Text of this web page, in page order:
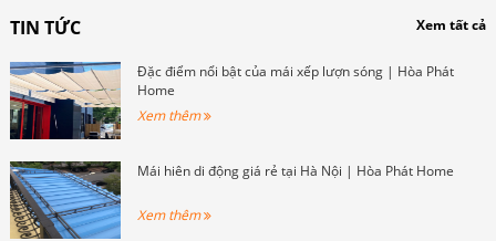
TIN TỨC Xem tất cả
Đặc điểm nổi bật của mái xếp lượn sóng | Hòa Phát
Home
Xem thêm
Mái hiên di động giá rẻ tại Hà Nội | Hòa Phát Home
Xem thêm